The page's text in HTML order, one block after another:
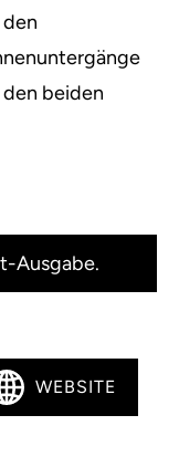
beiden
Ausgabe.
WEBSITE